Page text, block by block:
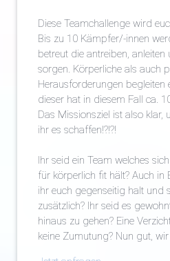
Diese Teamchallenge wird
Bis zu 10 Kämpfer/-innen
betreut die antreiben, anleiten
sorgen. Körperliche als auch
Herausforderungen begleiten
dieser hat in diesem Fall ca.
Das Missionsziel ist also klar,
ihr es schaffen!?!?!
Ihr seid ein Team welches
für körperlich fit hält? Auch in
ihr euch gegenseitig halt und
zusätzlich? Ihr seid es
hinaus zu gehen? Eine
keine Zumutung? Nun gut,